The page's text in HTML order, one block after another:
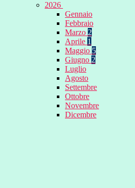
2026
Gennaio
Febbraio
Marzo 2
Aprile 1
Maggio 5
Giugno 2
Luglio
Agosto
Settembre
Ottobre
Novembre
Dicembre